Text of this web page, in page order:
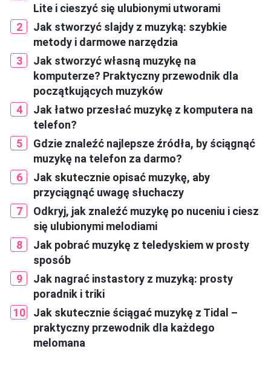
Lite i cieszyć się ulubionymi utworami
Jak stworzyć slajdy z muzyką: szybkie
metody i darmowe narzędzia
Jak stworzyć własną muzykę na
komputerze? Praktyczny przewodnik dla
początkujących muzyków
Jak łatwo przesłać muzykę z komputera na
telefon?
Gdzie znaleźć najlepsze źródła, by ściągnąć
muzykę na telefon za darmo?
Jak skutecznie opisać muzykę, aby
przyciągnąć uwagę słuchaczy
Odkryj, jak znaleźć muzykę po nuceniu i ciesz
się ulubionymi melodiami
Jak pobrać muzykę z teledyskiem w prosty
sposób
Jak nagrać instastory z muzyką: prosty
poradnik i triki
Jak skutecznie ściągać muzykę z Tidal –
praktyczny przewodnik dla każdego
melomana